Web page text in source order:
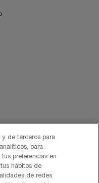
y de terceros para
para
preferencias en
hábitos de
de redes